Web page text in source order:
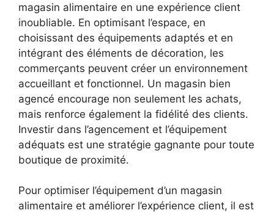
magasin alimentaire en une expérience client
inoubliable. En optimisant l’espace, en
choisissant des équipements adaptés et en
intégrant des éléments de décoration, les
commerçants peuvent créer un environnement
accueillant et fonctionnel. Un magasin bien
agencé encourage non seulement les achats,
mais renforce également la fidélité des clients.
Investir dans l’agencement et l’équipement
adéquats est une stratégie gagnante pour toute
boutique de proximité.
Pour optimiser l’équipement d’un magasin
alimentaire et améliorer l’expérience client, il est